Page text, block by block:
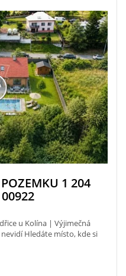
1 204
u Kolína | Výjimečná
Hledáte místo, kde si